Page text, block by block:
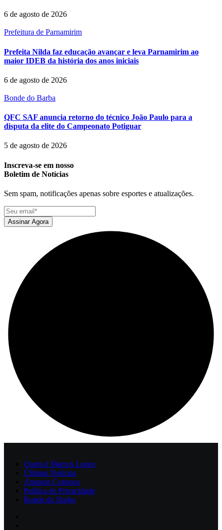
6 de agosto de 2026
Prefeitura de Parnamirim
Prefeita Nilda faz educação avançar e leva Parnamirim ao
maior IDEB da história dos anos iniciais
6 de agosto de 2026
Bonde do Barba
QFC SAF anuncia retorno do técnico João Paulo para a
disputa da elite do Campeonato Potiguar
5 de agosto de 2026
Inscreva-se em nosso
Boletim de Notícias
Sem spam, notificações apenas sobre esportes e atualizações.
Assinar Agora
Quem é Marcos Lopes
Últimas Notícias
Anuncie Conosco
Política de Privacidade
Bonde do Barba